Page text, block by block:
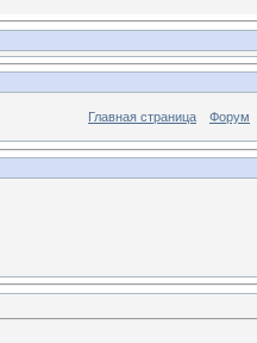
Главная страница Форум